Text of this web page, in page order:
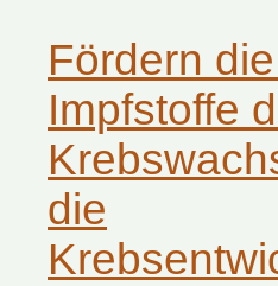
Fördern
Impfstoffe
die